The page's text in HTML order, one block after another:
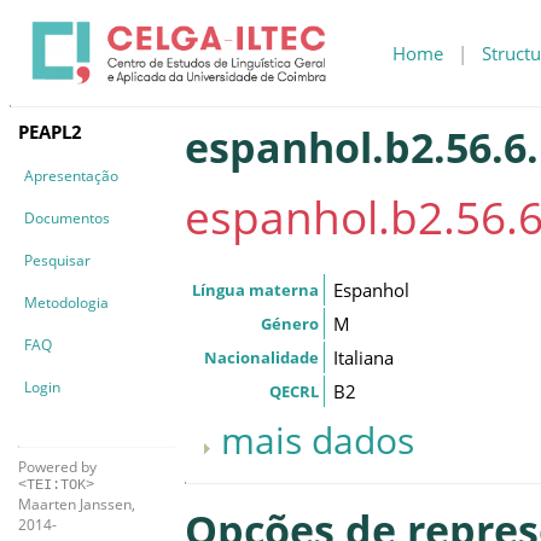
Home |
PEAPL2
Apresentação
Documentos
Pesquisar
Metodologia
FAQ
Login
Powered by
<TEI:TOK>
Maarten Janssen,
2014-
Língua materna Espanhol
Género M
Nacionalidade Italiana
QECRL B2
mais dados